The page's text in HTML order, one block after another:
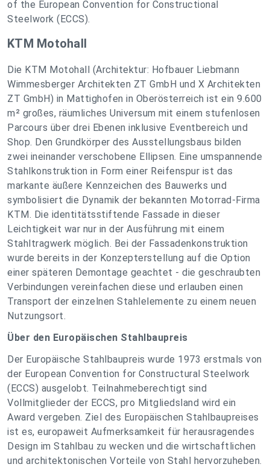
of the European Convention for Constructional
Steelwork (ECCS).
KTM Motohall
Die KTM Motohall (Architektur: Hofbauer Liebmann
Wimmesberger Architekten ZT GmbH und X Architekten
ZT GmbH) in Mattighofen in Oberösterreich ist ein 9.600
m² großes, räumliches Universum mit einem stufenlosen
Parcours über drei Ebenen inklusive Eventbereich und
Shop. Den Grundkörper des Ausstellungsbaus bilden
zwei ineinander verschobene Ellipsen. Eine umspannende
Stahlkonstruktion in Form einer Reifenspur ist das
markante äußere Kennzeichen des Bauwerks und
symbolisiert die Dynamik der bekannten Motorrad‐Firma
KTM. Die identitätsstiftende Fassade in dieser
Leichtigkeit war nur in der Ausführung mit einem
Stahltragwerk möglich. Bei der Fassadenkonstruktion
wurde bereits in der Konzepterstellung auf die Option
einer späteren Demontage geachtet ‐ die geschraubten
Verbindungen vereinfachen diese und erlauben einen
Transport der einzelnen Stahlelemente zu einem neuen
Nutzungsort.
Über den Europäischen Stahlbaupreis
Der Europäische Stahlbaupreis wurde 1973 erstmals von
der European Convention for Constructural Steelwork
(ECCS) ausgelobt. Teilnahmeberechtigt sind
Vollmitglieder der ECCS, pro Mitgliedsland wird ein
Award vergeben. Ziel des Europäischen Stahlbaupreises
ist es, europaweit Aufmerksamkeit für herausragendes
Design im Stahlbau zu wecken und die wirtschaftlichen
und architektonischen Vorteile von Stahl hervorzuheben.